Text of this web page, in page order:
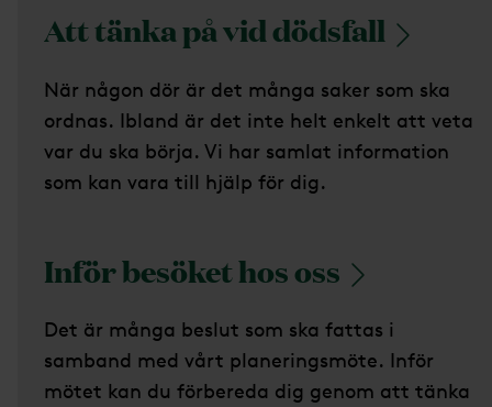
Att tänka på viddödsfall
När någon dör är det många saker som ska
ordnas. Ibland är det inte helt enkelt att veta
var du ska börja. Vi har samlat information
som kan vara till hjälp för dig.
Inför besöket hososs
Det är många beslut som ska fattas i
samband med vårt planeringsmöte. Inför
mötet kan du förbereda dig genom att tänka